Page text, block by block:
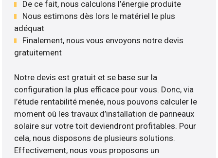
De ce fait, nous calculons l’énergie produite
Nous estimons dès lors le matériel le plus
adéquat
Finalement, nous vous envoyons notre devis
gratuitement
Notre devis est gratuit et se base sur la
configuration la plus efficace pour vous. Donc, via
l’étude rentabilité menée, nous pouvons calculer le
moment où les travaux d’installation de panneaux
solaire sur votre toit deviendront profitables. Pour
cela, nous disposons de plusieurs solutions.
Effectivement, nous vous proposons un